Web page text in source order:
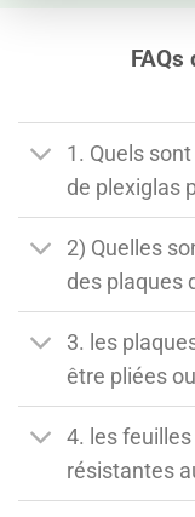
1. Quels
de plexiglas
2) Quelles
des plaques
3. les
être pliées
4. les
résistantes